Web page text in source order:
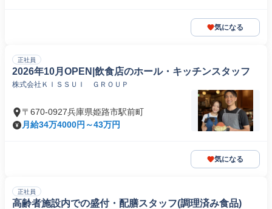
気になる
正社員
2026年10月OPEN|飲食店のホール・キッチンスタッフ
株式会社ＫＩＳＳＵＩ ＧＲＯＵＰ
〒670-0927兵庫県姫路市駅前町
月給34万4000円～43万円
気になる
正社員
高齢者施設内での盛付・配膳スタッフ(調理済み食品)